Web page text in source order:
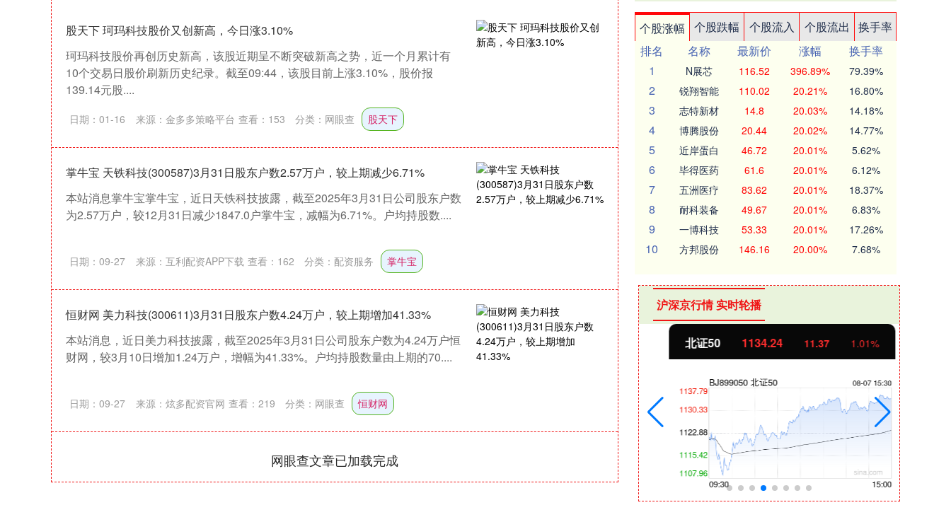
股天下 珂玛科技股价又创新高，今日涨3.10%
珂玛科技股价再创历史新高，该股近期呈不断突破新高之势，近一个月累计有
10个交易日股价刷新历史纪录。截至09:44，该股目前上涨3.10%，股价报
139.14元股....
日期：01-16 来源：金多多策略平台 查看： 153 分类： 网眼查 股天下
掌牛宝 天铁科技(300587)3月31日股东户数2.57万户，较上期减少6.71%
本站消息掌牛宝掌牛宝，近日天铁科技披露，截至2025年3月31日公司股东户数
为2.57万户，较12月31日减少1847.0户掌牛宝，减幅为6.71%。户均持股数....
日期：09-27 来源：互利配资APP下载 查看： 162 分类： 配资服务 掌牛宝
恒财网 美力科技(300611)3月31日股东户数4.24万户，较上期增加41.33%
本站消息，近日美力科技披露，截至2025年3月31日公司股东户数为4.24万户恒
财网，较3月10日增加1.24万户，增幅为41.33%。户均持股数量由上期的70....
日期：09-27 来源：炫多配资官网 查看： 219 分类： 网眼查 恒财网
网眼查文章已加载完成
个股涨幅 个股跌幅 个股流入 个股流出
换手率
排名
名称 最新价 涨幅
换手率
1
N展芯 116.52 396.89% 79.39%
2 锐翔智能 110.02 20.21% 16.80%
3 志特新材 14.8 20.03% 14.18%
4 博腾股份 20.44 20.02% 14.77%
5 近岸蛋白 46.72 20.01% 5.62%
6 毕得医药 61.6 20.01% 6.12%
7 五洲医疗 83.62 20.01% 18.37%
8 耐科装备 49.67 20.01% 6.83%
9 一博科技 53.33 20.01% 17.26%
10 方邦股份 146.16 20.00% 7.68%
沪深京行情 实时轮播
1.02% 深证成指 14311.01 200.89 1.42% 沪深300 4694.44 43.13 北证50 1134.24 11.37 1.01%